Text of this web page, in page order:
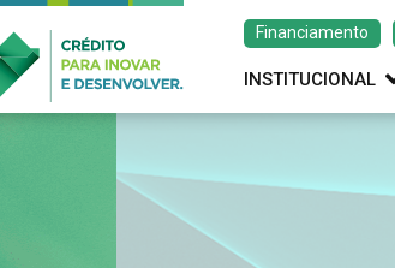
Financiamento
INSTITUCIONAL